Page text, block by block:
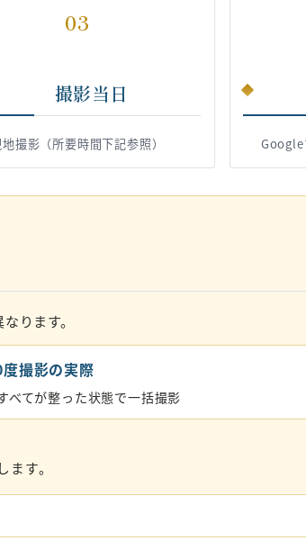
03
撮影当日
撮影（所要時間下記参照） Google
ります。
撮影の実際
べてが整った状態で一括撮影
す。